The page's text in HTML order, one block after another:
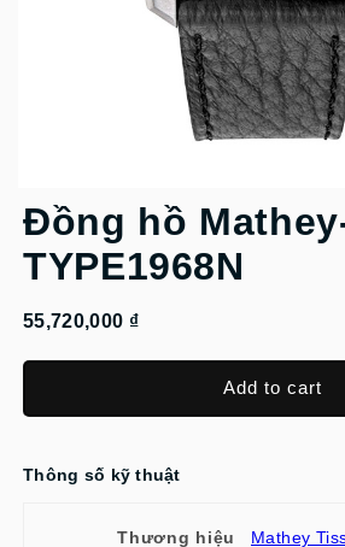
Đồng hồ
TYPE1968N
55,720,000 ₫
Add to cart
Thông số kỹ thuật
Thương hiệu Mathey